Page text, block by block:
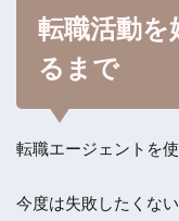
転職活動
るまで
転職エージェントを
今度は失敗したくな